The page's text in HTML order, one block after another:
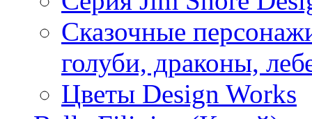
Сказочные
голуби, драконы,
Цветы Design Works